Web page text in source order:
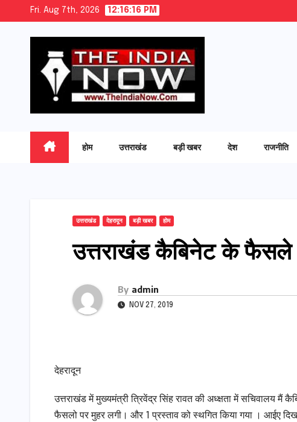
Fri. Aug 7th, 2026 12:16:17 PM
होम उत्तराखंड बड़ी खबर देश राजनीति
उत्तराखंड देहरादून बड़ी खबर होम
उत्तराखंड कैबिनेट के फैसले
By admin
NOV 27, 2019
देहरादून
उत्तराखंड में मुख्यमंत्री त्रिवेंद्र सिंह रावत की अध्क्षता में सचिवालय
फैसलो पर मुहर लगी। और 1 प्रस्ताव को स्थगित किया गया । आईए